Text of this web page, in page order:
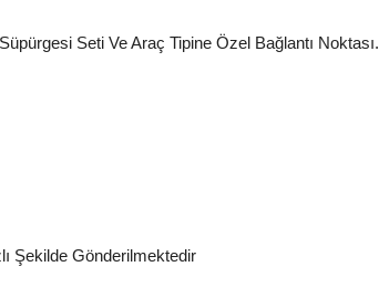
Seti Ve Araç Tipine Özel Bağlantı Noktası.
Şekilde Gönderilmektedir